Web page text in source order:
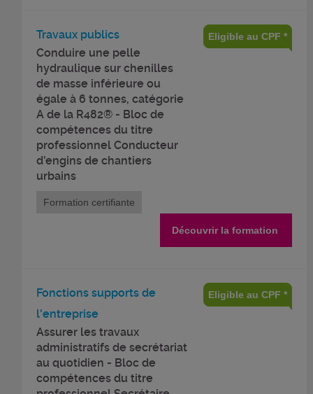
Travaux publics
Conduire une pelle
hydraulique sur chenilles
de masse inférieure ou
égale à 6 tonnes, catégorie
A de la R482® - Bloc de
compétences du titre
professionnel Conducteur
d’engins de chantiers
urbains
Eligible au CPF *
Formation certifiante
Découvrir la formation
Fonctions supports de
l'entreprise
Assurer les travaux
administratifs de secrétariat
au quotidien - Bloc de
compétences du titre
Eligible au CPF *